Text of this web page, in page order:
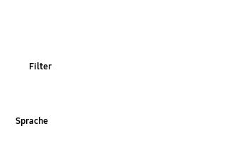
Firmware-Update
Filter
Sprache